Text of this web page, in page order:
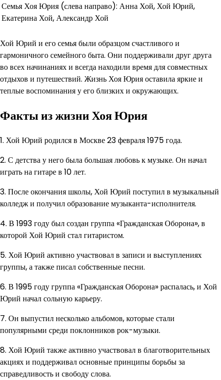
Семья Хоя Юрия (слева направо): Анна Хой, Хой Юрий,
Екатерина Хой, Александр Хой
Хой Юрий и его семья были образцом счастливого и
гармоничного семейного быта. Они поддерживали друг друга
во всех начинаниях и всегда находили время для совместных
отдыхов и путешествий. Жизнь Хоя Юрия оставила яркие и
теплые воспоминания у его близких и окружающих.
Факты из жизни Хоя Юрия
1. Хой Юрий родился в Москве 23 февраля 1975 года.
2. С детства у него была большая любовь к музыке. Он начал
играть на гитаре в 10 лет.
3. После окончания школы, Хой Юрий поступил в музыкальный
колледж и получил образование музыканта-исполнителя.
4. В 1993 году был создан группа «Гражданская Оборона», в
которой Хой Юрий стал гитаристом.
5. Хой Юрий активно участвовал в записи и выступлениях
группы, а также писал собственные песни.
6. В 1995 году группа «Гражданская Оборона» распалась, и Хой
Юрий начал сольную карьеру.
7. Он выпустил несколько альбомов, которые стали
популярными среди поклонников рок-музыки.
8. Хой Юрий также активно участвовал в благотворительных
акциях и поддерживал основные принципы борьбы за
справедливость и свободу слова.